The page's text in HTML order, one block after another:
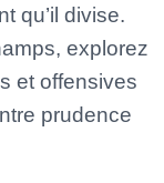
qu’il divise.
explorez
et offensives
prudence